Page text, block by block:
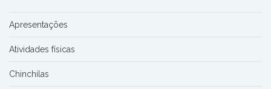
Apresentações
Atividades físicas
Chinchilas